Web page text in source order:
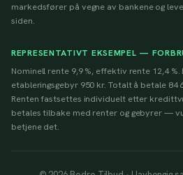
markedsfører på vegne av bankene og
siden.
REPRESENTATIVT EKSEMPEL —
Nominell rente 9,9 %, effektiv rente 12,4 %.
etableringsgebyr 950 kr. Totalt å betale 84
Renten fastsettes individuelt etter
betales tilbake med renter og gebyrer —
betjene det.